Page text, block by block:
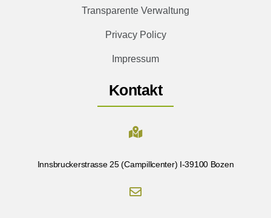
Transparente Verwaltung
Privacy Policy
Impressum
Kontakt
Innsbruckerstrasse 25 (Campillcenter) I-39100 Bozen